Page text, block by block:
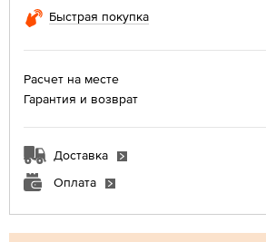
Быстрая покупка
Расчет на месте
Гарантия и возврат
Доставка
Оплата